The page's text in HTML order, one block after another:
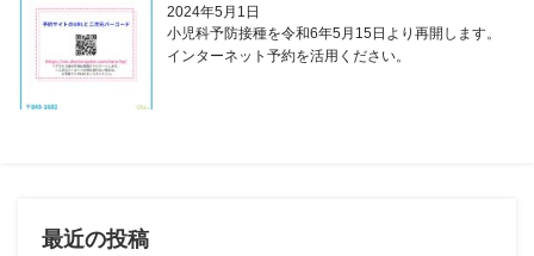
2024年5月1日
小児科予防接種を令和6年5月15日より再開します。
インターネット予約を活用ください。
最近の投稿